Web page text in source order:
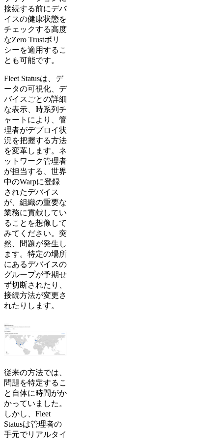
接続する前にデバ
イスの健康状態を
チェックする高度
なZero Trustポリ
シーを適用するこ
とも可能です。
Fleet Statusは、デ
ータの可視化、デ
バイスごとの詳細
な表示、時系列チ
ャートにより、管
理者がデプロイ状
況を把握する方法
を変革します。ネ
ットワーク管理者
が担当する、世界
中のWarpに登録
されたデバイス
が、組織の重要な
業務に貢献してい
ることを想像して
みてください。突
然、問題が発生し
ます。特定の場所
にあるデバイスの
グループが予期せ
ず切断されたり、
接続方法が変更さ
れたりします。
従来の方法では、
問題を特定するこ
と自体に時間がか
かっていました。
しかし、Fleet
Statusは管理者の
手元でリアルタイ